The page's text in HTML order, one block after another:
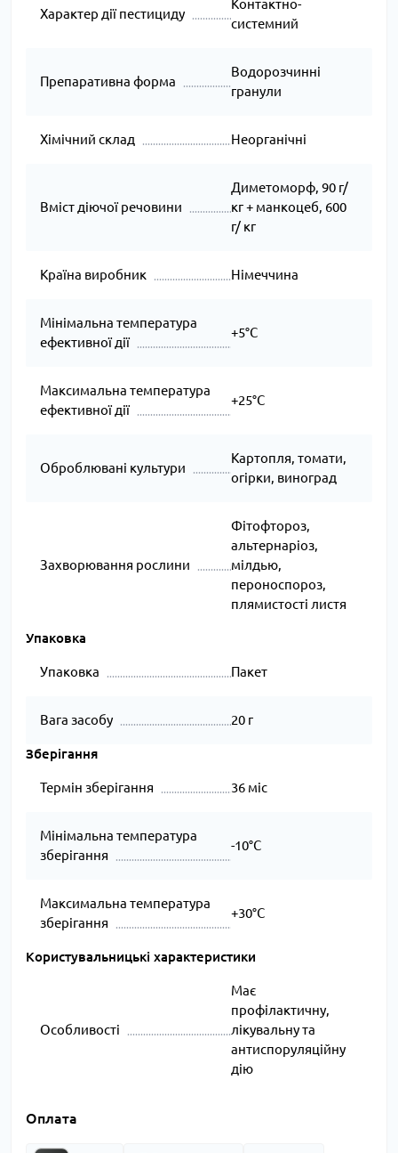
Характер дії пестициду
Контактно-
системний
Препаративна форма
Водорозчинні
гранули
Хімічний склад Неорганічні
Вміст діючої речовини
Диметоморф, 90 г/
кг + манкоцеб, 600
г/ кг
Країна виробник Німеччина
Мінімальна температура
ефективної дії
+5°C
Максимальна температура
ефективної дії
+25°C
Оброблювані культури
Картопля, томати,
огірки, виноград
Захворювання рослини
Фітофтороз,
альтернаріоз,
мілдью,
пероноспороз,
плямистості листя
Упаковка
Упаковка Пакет
Вага засобу 20 г
Зберігання
Термін зберігання 36 міс
Мінімальна температура
зберігання
-10°C
Максимальна температура
зберігання
+30°C
Користувальницькі характеристики
Особливості
Має
профілактичну,
лікувальну та
антиспоруляційну
дію
Оплата